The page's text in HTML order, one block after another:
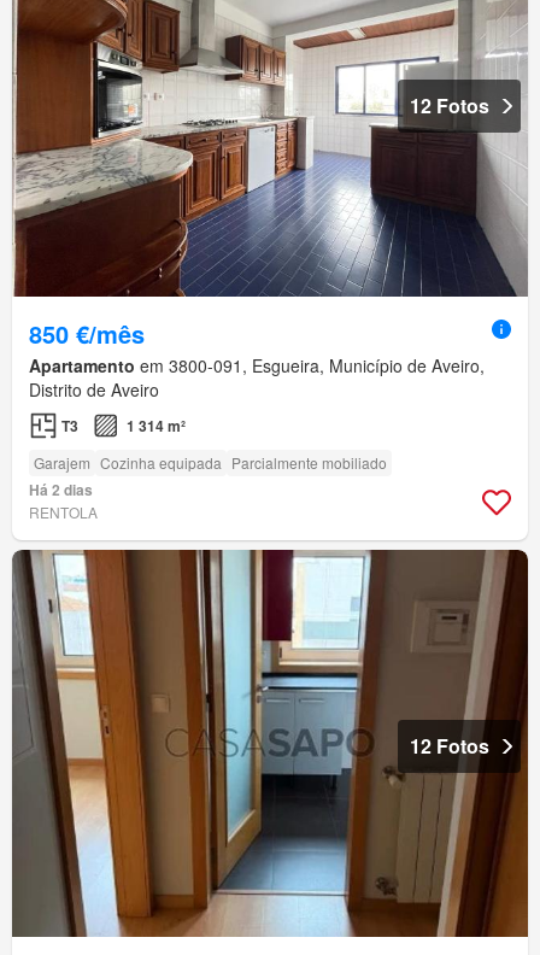
12 Fotos
850 €/mês
Apartamento em 3800-091, Esgueira, Município de Aveiro,
Distrito de Aveiro
T3 1 314 m²
Garajem Cozinha equipada Parcialmente mobiliado
Há 2 dias
RENTOLA
12 Fotos